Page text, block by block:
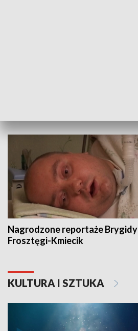
Nagrodzone reportaże Brygidy
Frosztęgi-Kmiecik
KULTURA I SZTUKA